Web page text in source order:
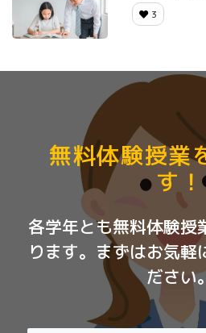
3
無料体験授業
す！
各学年とも無料体験授
ります。まずはお気軽
ださい